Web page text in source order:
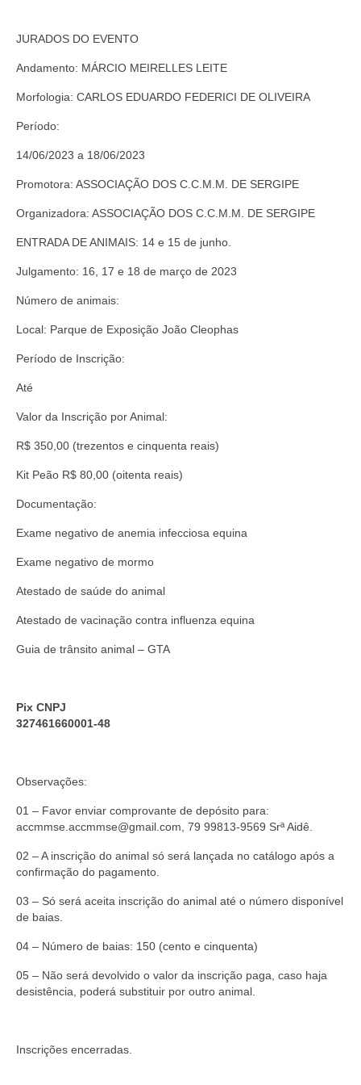
Prestação de Contas
JURADOS DO EVENTO
Andamento: MÁRCIO MEIRELLES LEITE
Morfologia: CARLOS EDUARDO FEDERICI DE OLIVEIRA
Período:
14/06/2023 a 18/06/2023
Promotora: ASSOCIAÇÃO DOS C.C.M.M. DE SERGIPE
Organizadora: ASSOCIAÇÃO DOS C.C.M.M. DE SERGIPE
ENTRADA DE ANIMAIS: 14 e 15 de junho.
Julgamento: 16, 17 e 18 de março de 2023
Número de animais:
Local: Parque de Exposição João Cleophas
Período de Inscrição:
Até
Valor da Inscrição por Animal:
R$ 350,00 (trezentos e cinquenta reais)
Kit Peão R$ 80,00 (oitenta reais)
Documentação:
Exame negativo de anemia infecciosa equina
Exame negativo de mormo
Atestado de saúde do animal
Atestado de vacinação contra influenza equina
Guia de trânsito animal – GTA
Pix CNPJ
327461660001-48
Observações:
01 – Favor enviar comprovante de depósito para:
accmmse.accmmse@gmail.com, 79 99813-9569 Srª Aidê.
02 – A inscrição do animal só será lançada no catálogo após a
confirmação do pagamento.
03 – Só será aceita inscrição do animal até o número disponível
de baias.
04 – Número de baias: 150 (cento e cinquenta)
05 – Não será devolvido o valor da inscrição paga, caso haja
desistência, poderá substituir por outro animal.
Inscrições encerradas.